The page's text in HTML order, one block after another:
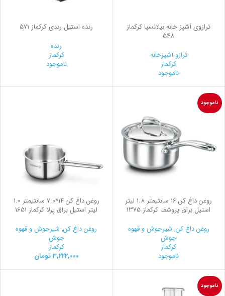
ترازوی آشپز خانه بیلانسیا کرکماز
548
ترازو آشپزخانه
کرکماز
ناموجود
رنده استیل رندي کرکماز 571
رنده
کرکماز
ناموجود
ناموجود
روغن داغ كن 16 سانتیمتر 1.8 لیتر
استیل براق پروشف کرکماز 1375
روغن داغ کن, شیرجوش و قهوه
جوش
کرکماز
ناموجود
روغن داغ کن 14*7.0 سانتیمتر 1.0
لیتر استیل براق پرلا کرکماز 1651
روغن داغ کن, شیرجوش و قهوه
جوش
کرکماز
3,222,000 تومان
ناموجود